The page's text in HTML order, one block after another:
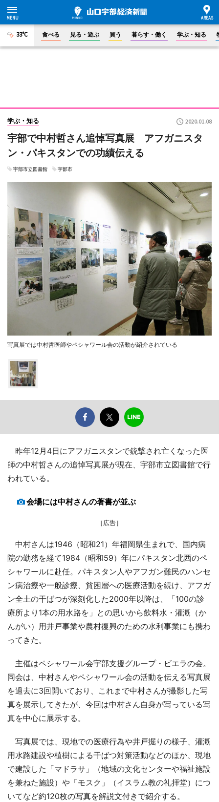
33°C 食べる 見る・遊ぶ 買う 暮らす・働く 学ぶ・知る
学ぶ・知る 2020.01.08
宇部で中村哲さん追悼写真展 アフガニスタ
ン・パキスタンでの功績伝える
宇部市立図書館 宇部市
写真展では中村哲医師やペシャワール会の活動が紹介されている
昨年12月4日にアフガニスタンで銃撃され亡くなった医
師の中村哲さんの追悼写真展が現在、宇部市立図書館で行
われている。
会場には中村さんの著書が並ぶ
［広告］
中村さんは1946（昭和21）年福岡県生まれで、国内病
院の勤務を経て1984（昭和59）年にパキスタン北西のペ
シャワールに赴任。パキスタン人やアフガン難民のハンセ
ン病治療や一般診療、貧困層への医療活動を続け、アフガ
ン全土の干ばつが深刻化した2000年以降は、「100の診
療所より1本の用水路を」との思いから飲料水・灌漑（か
んがい）用井戸事業や農村復興のための水利事業にも携わ
ってきた。
主催はペシャワール会宇部支援グループ・ビエラの会。
同会は、中村さんやペシャワール会の活動を伝える写真展
を過去に3回開いており、これまで中村さんが撮影した写
真を展示してきたが、今回は中村さん自身が写っている写
真を中心に展示する。
写真展では、現地での医療行為や井戸掘りの様子、灌漑
用水路建設や植樹による干ばつ対策活動などのほか、現地
で建設した「マドラサ」（地域の文化センターや福祉施設
を兼ねた施設）や「モスク」（イスラム教の礼拝堂）につ
いてなど約120枚の写真を解説文付きで紹介する。